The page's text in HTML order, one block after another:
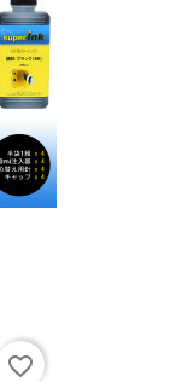
favorite_border